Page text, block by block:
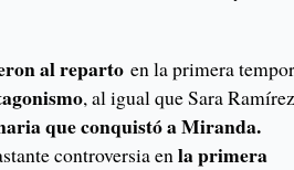
al reparto en la primera
, al igual que Sara
que conquistó a Miranda.
controversia enla primera